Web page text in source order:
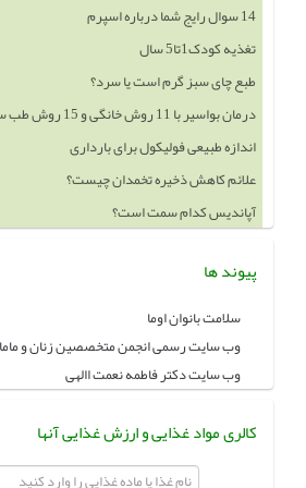
14 سوال رایج شما درباره اسپرم
تغذیه کودک1تا5 سال
طبع چای سبز گرم است یا سرد؟
درمان بواسیر با 11 روش خانگی و 15 روش طب سنتی
اندازه طبیعی فولیکول برای بارداری
علائم کاهش ذخیره تخمدان چیست؟
آپاندیس کدام سمت است؟
پیوند ها
سلامت بانوان اوما
وب سایت رسمی انجمن متخصصین زنان و
وب سایت دکتر فاطمه نعمت االهی
کالری مواد غذایی و ارزش غذایی آنها